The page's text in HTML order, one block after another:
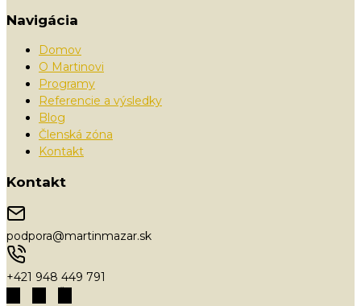
Navigácia
Domov
O Martinovi
Programy
Referencie a výsledky
Blog
Členská zóna
Kontakt
Kontakt
podpora@martinmazar.sk
+421 948 449 791